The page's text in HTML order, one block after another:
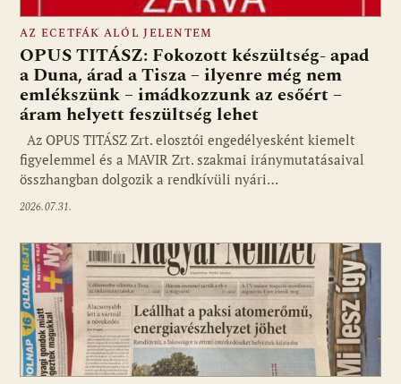
AZ ECETFÁK ALÓL JELENTEM
OPUS TITÁSZ: Fokozott készültség- apad
a Duna, árad a Tisza – ilyenre még nem
emlékszünk – imádkozzunk az esőért –
áram helyett feszültség lehet
Az OPUS TITÁSZ Zrt. elosztói engedélyesként kiemelt
figyelemmel és a MAVIR Zrt. szakmai iránymutatásaival
összhangban dolgozik a rendkívüli nyári…
2026.07.31.